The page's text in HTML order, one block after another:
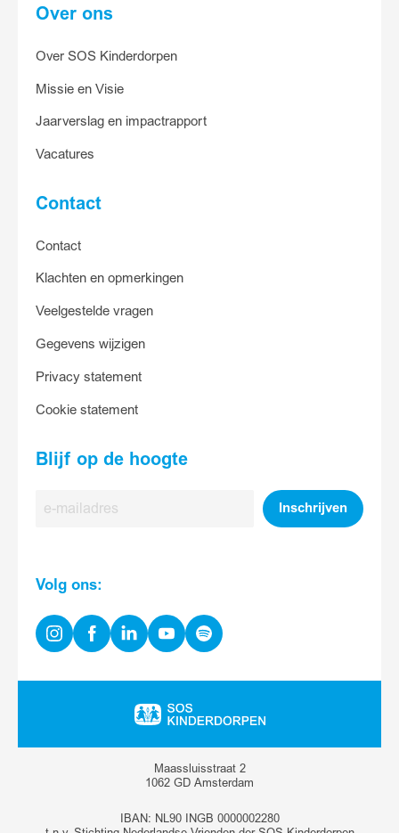
Over ons
Over SOS Kinderdorpen
Missie en Visie
Jaarverslag en impactrapport
Vacatures
Contact
Contact
Klachten en opmerkingen
Veelgestelde vragen
Gegevens wijzigen
Privacy statement
Cookie statement
Blijf op de hoogte
E-
Inschrijven
Volg ons:
InstagramFacebookLinkedinYoutubeSpotify
Ga
naar
homepage
Maassluisstraat 2
1062 GD Amsterdam
IBAN: NL90 INGB 0000002280